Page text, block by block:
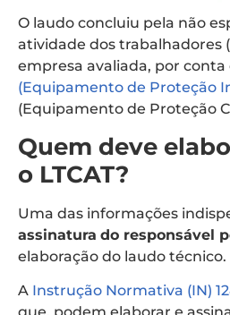
O laudo concluiu pela não
atividade dos trabalhadores
empresa avaliada, por conta
(Equipamento de Proteção
(Equipamento de Proteção
Quem deve
o LTCAT?
Uma das informações
assinatura do responsável
elaboração do laudo técnico.
A Instrução Normativa (IN)